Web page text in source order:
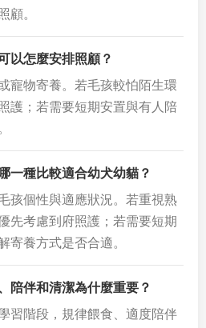
顧。
以怎麼安排照顧？
寵物寄養。若毛孩較怕陌生環
護；若需要短期安置與有人陪
一種比較適合幼犬幼貓？
孩個性與適應狀況。若重視熟
先考慮到府照護；若需要短期
寄養方式是否合適。
陪伴和清潔為什麼重要？
習階段，規律餵食、適度陪伴